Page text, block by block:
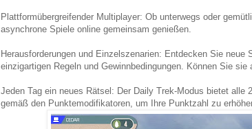
Plattformübergreifender Multiplayer: Ob unterwegs oder
asynchrone Spiele online gemeinsam genießen.
Herausforderungen und Einzelszenarien: Entdecken Sie
einzigartigen Regeln und Gewinnbedingungen. Können Sie sie
Jeden Tag ein neues Rätsel: Der Daily Trek-Modus bietet
gemäß den Punktemodifikatoren, um Ihre Punktzahl zu